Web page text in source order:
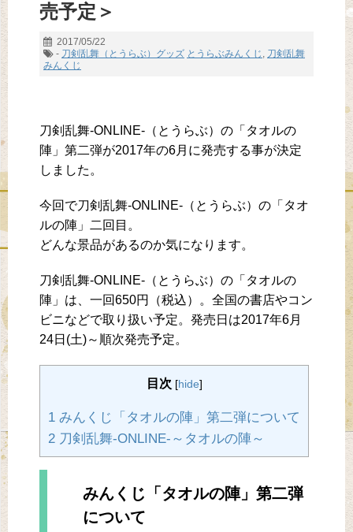
売予定＞
2017/05/22
- 刀剣乱舞（とうらぶ）グッズ とうらぶみんくじ , 刀剣乱舞
みんくじ
刀剣乱舞-ONLINE-（とうらぶ）の「タオルの
陣」第二弾が2017年の6月に発売する事が決定
しました。
今回で刀剣乱舞-ONLINE-（とうらぶ）の「タオ
ルの陣」二回目。
どんな景品があるのか気になります。
刀剣乱舞-ONLINE-（とうらぶ）の「タオルの
陣」は、一回650円（税込）。全国の書店やコン
ビニなどで取り扱い予定。発売日は2017年6月
24日(土)～順次発売予定。
目次 [hide]
1 みんくじ「タオルの陣」第二弾について
2 刀剣乱舞-ONLINE-～タオルの陣～
みんくじ「タオルの陣」第二弾
について